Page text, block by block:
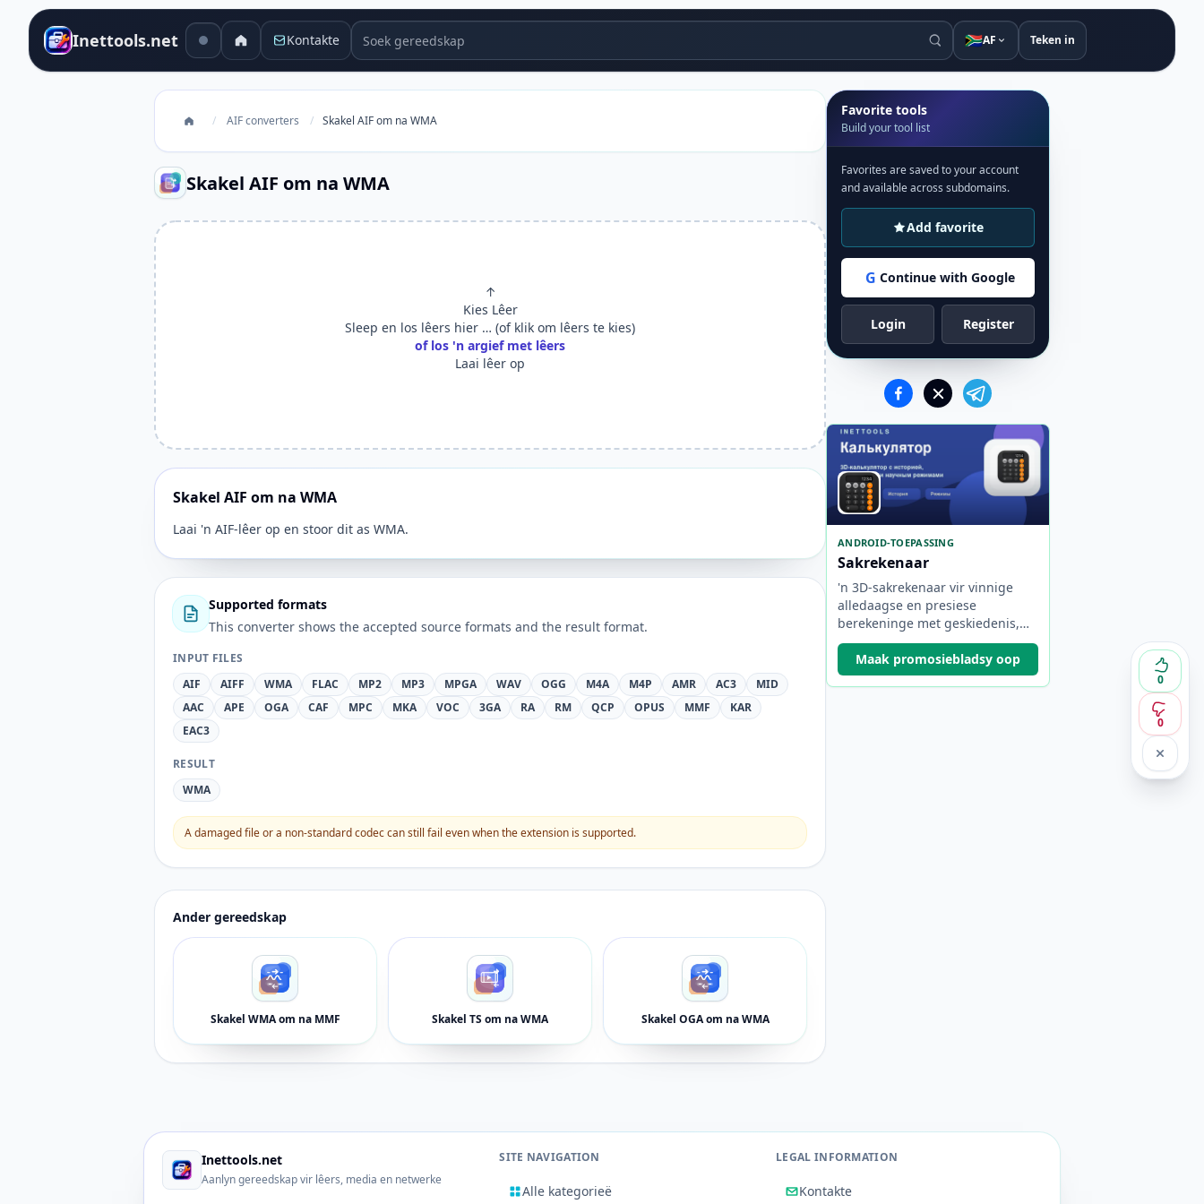
Inettools.net Kontakte Soek gereedskap 🇿🇦AF Teken in
/ AIF converters / Skakel AIF om na WMA
Skakel AIF om na WMA
0
0
↑
Kies Lêer
Sleep en los lêers hier … (of klik om lêers te kies)
of los 'n argief met lêers
Laai lêer op
Skakel AIF om na WMA
Laai 'n AIF-lêer op en stoor dit as WMA.
Supported formats
This converter shows the accepted source formats and the result format.
INPUT FILES
AIF
AIFF WMA FLAC MP2 MP3 MPGA WAV OGG M4A M4P AMR AC3
MID
AAC
APE OGA CAF MPC MKA VOC 3GA RA RM QCP OPUS MMF
KAR
EAC3
RESULT
WMA
A damaged file or a non-standard codec can still fail even when the extension is supported.
Ander gereedskap
Skakel WMA om na MMF Skakel TS om na WMA Skakel OGA om na WMA
Favorite tools
Build your tool list
Favorites are saved to your account
and available across subdomains.
Add favorite
G Continue with Google
Login Register
ANDROID-TOEPASSING
Sakrekenaar
'n 3D-sakrekenaar vir vinnige
alledaagse en presiese
berekeninge met geskiedenis,
ingenieurswese en
wetenskaplike modusse, en
vanlyn werk.
Maak promosiebladsy oop
Inettools.net
Aanlyn gereedskap vir lêers, media en netwerke
SITE NAVIGATION
Alle kategorieë
LEGAL INFORMATION
Kontakte